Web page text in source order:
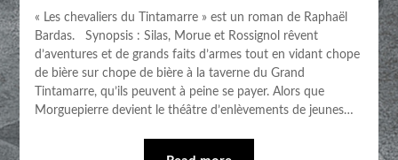
« Les chevaliers du Tintamarre » est un roman de Raphaël
Bardas. Synopsis : Silas, Morue et Rossignol rêvent
d’aventures et de grands faits d’armes tout en vidant chope
de bière sur chope de bière à la taverne du Grand
Tintamarre, qu’ils peuvent à peine se payer. Alors que
Morguepierre devient le théâtre d’enlèvements de jeunes…